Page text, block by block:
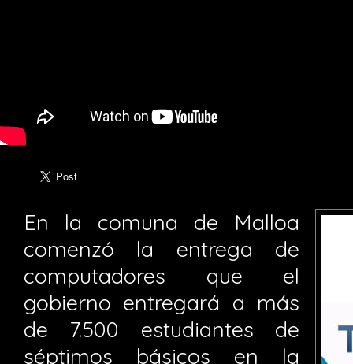
En la comuna de Malloa
comenzó la entrega de
computadores que el
gobierno entregará a más
de 7.500 estudiantes de
séptimos básicos en la